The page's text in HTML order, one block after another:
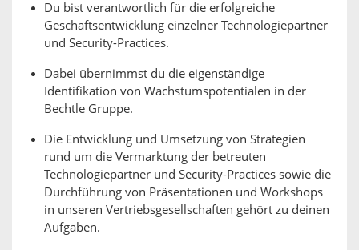
Du bist verantwortlich für die erfolgreiche
Geschäftsentwicklung einzelner Technologiepartner
und Security-Practices.
Dabei übernimmst du die eigenständige
Identifikation von Wachstumspotentialen in der
Bechtle Gruppe.
Die Entwicklung und Umsetzung von Strategien
rund um die Vermarktung der betreuten
Technologiepartner und Security-Practices sowie die
Durchführung von Präsentationen und Workshops
in unseren Vertriebsgesellschaften gehört zu deinen
Aufgaben.